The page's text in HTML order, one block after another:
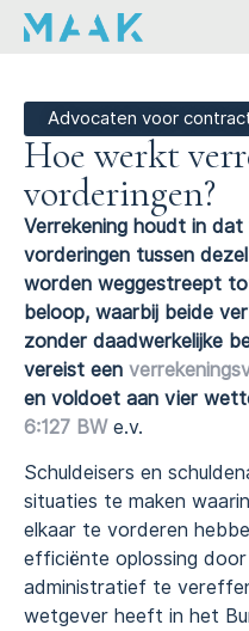
Advocaten voor
Hoe werkt
vorderingen?
Verrekening houdt in
vorderingen tussen
worden weggestreept
beloop, waarbij beide
zonder daadwerkelijke
vereist een
en voldoet aan vier
6:127 BWe.v.
Schuldeisers en
situaties te maken
elkaar te vorderen
efficiënte oplossing
administratief te
wetgever heeft in het